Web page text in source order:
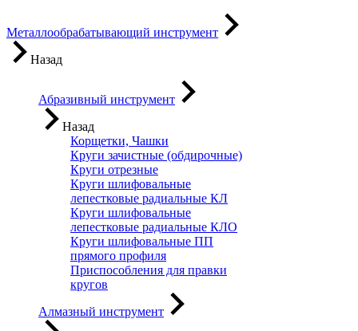
Металлообрабатывающий инструмент
Назад
Абразивный инструмент
Назад
Корщетки, Чашки
Круги зачистные (обдирочные)
Круги отрезные
Круги шлифовальные
лепестковые радиальные КЛ
Круги шлифовальные
лепестковые радиальные КЛО
Круги шлифовальные ПП
прямого профиля
Приспособления для правки
кругов
Алмазный инструмент